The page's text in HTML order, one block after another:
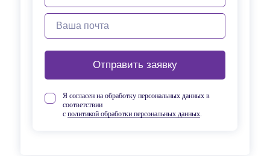
Отправить заявку
Я согласен на обработку персональных данных в
соответствии
с политикой обработки персональных данных